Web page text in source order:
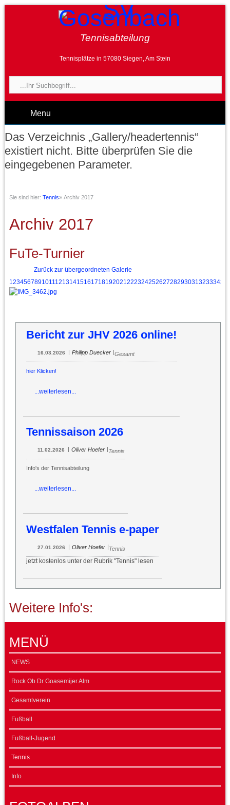
Tennisabteilung
Tennisplätze in 57080 Siegen, Am Stein
Menu
Das Verzeichnis „Gallery/headertennis“
existiert nicht. Bitte überprüfen Sie die
eingegebenen Parameter.
Sie sind hier: Tennis» Archiv 2017
Archiv 2017
FuTe-Turnier
Zurück zur übergeordneten Galerie
1 234567891011 12131415161718192021 22232425262728293031 32333435
Bericht zur JHV 2026 online!
16.03.2026 | Philipp Duecker |Gesamt
hier Klicken!
...weiterlesen...
Tennissaison 2026
11.02.2026 Oliver Hoefer Tennis
Info's der Tennisabteilung
...weiterlesen...
Westfalen Tennis e-paper
27.01.2026 | Oliver Hoefer |Tennis
jetzt kostenlos unter der Rubrik "Tennis" lesen
Weitere Info's:
MENÜ
NEWS
Rock Ob Dr Goasemijer Alm
Gesamtverein
Fußball
Fußball-Jugend
Tennis
Info